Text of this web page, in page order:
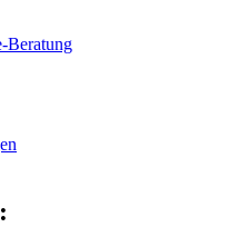
Beratung